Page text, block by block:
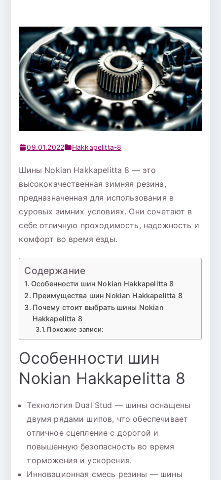
09.01.2022 Hakkapelitta-8
Шины Nokian Hakkapelitta 8 — это
высококачественная зимняя резина,
предназначенная для использования в
суровых зимних условиях. Они сочетают в
себе отличную проходимость, надежность и
комфорт во время езды.
Содержание
Особенности шин Nokian Hakkapelitta 8
Преимущества шин Nokian Hakkapelitta 8
Почему стоит выбрать шины Nokian
Hakkapelitta 8
Похожие записи:
Особенности шин
Nokian Hakkapelitta 8
Технология Dual Stud — шины оснащены
двумя рядами шипов, что обеспечивает
отличное сцепление с дорогой и
повышенную безопасность во время
торможения и ускорения.
Инновационная смесь резины — шины